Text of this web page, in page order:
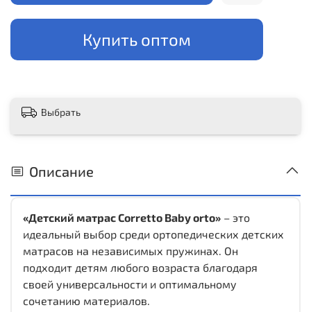
Купить оптом
Выбрать
Описание
«Детский матрас Corretto Baby orto» – это
идеальный выбор среди ортопедических детских
матрасов на независимых пружинах. Он
подходит детям любого возраста благодаря
своей универсальности и оптимальному
сочетанию материалов.